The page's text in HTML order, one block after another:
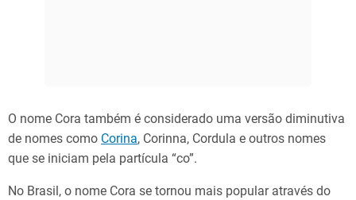
O nome Cora também é considerado uma versão diminutiva
de nomes como Corina, Corinna, Cordula e outros nomes
que se iniciam pela partícula “co”.
No Brasil, o nome Cora se tornou mais popular através do